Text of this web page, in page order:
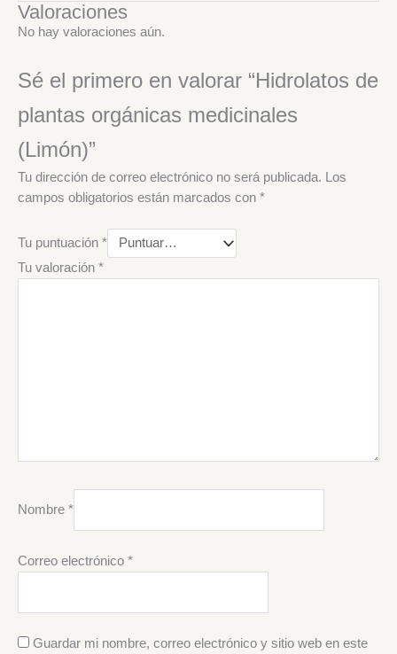
Valoraciones
No hay valoraciones aún.
Sé el primero en valorar “Hidrolatos de
plantas orgánicas medicinales
(Limón)”
Tu dirección de correo electrónico no será publicada.
Los
campos obligatorios están marcados con *
Tu puntuación *
Tu valoración *
Nombre *
Correo electrónico *
Guardar mi nombre, correo electrónico y sitio web en este